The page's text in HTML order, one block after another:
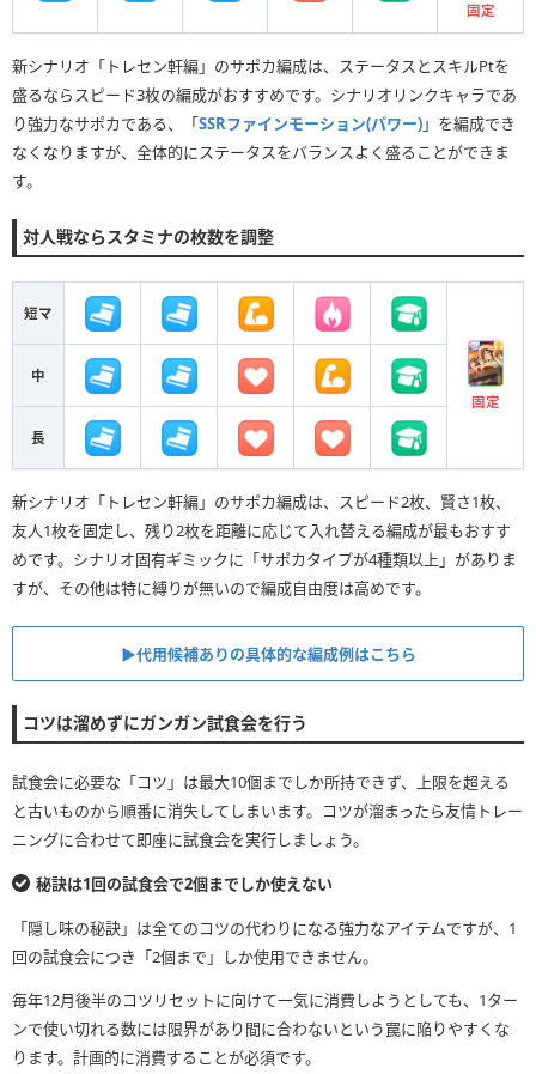
固定
新シナリオ「トレセン軒編」のサポカ編成は、ステータスとスキルPtを
盛るならスピード3枚の編成がおすすめです。シナリオリンクキャラであ
り強力なサポカである、「SSRファインモーション(パワー)」を編成でき
なくなりますが、全体的にステータスをバランスよく盛ることができま
す。
対人戦ならスタミナの枚数を調整
短マ
固定
中
長
新シナリオ「トレセン軒編」のサポカ編成は、スピード2枚、賢さ1枚、
友人1枚を固定し、残り2枚を距離に応じて入れ替える編成が最もおすす
めです。シナリオ固有ギミックに「サポカタイプが4種類以上」がありま
すが、その他は特に縛りが無いので編成自由度は高めです。
▶︎代用候補ありの具体的な編成例はこちら
コツは溜めずにガンガン試食会を行う
試食会に必要な「コツ」は最大10個までしか所持できず、上限を超える
と古いものから順番に消失してしまいます。コツが溜まったら友情トレー
ニングに合わせて即座に試食会を実行しましょう。
秘訣は1回の試食会で2個までしか使えない
「隠し味の秘訣」は全てのコツの代わりになる強力なアイテムですが、1
回の試食会につき「2個まで」しか使用できません。
毎年12月後半のコツリセットに向けて一気に消費しようとしても、1ター
ンで使い切れる数には限界があり間に合わないという罠に陥りやすくな
ります。計画的に消費することが必須です。